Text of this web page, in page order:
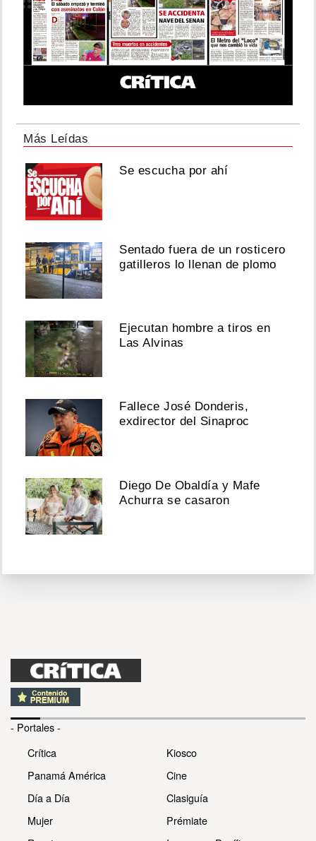
Más Leídas
Se escucha por ahí
Sentado fuera de un rosticero
gatilleros lo llenan de plomo
Ejecutan hombre a tiros en
Las Alvinas
Fallece José Donderis,
exdirector del Sinaproc
Diego De Obaldía y Mafe
Achurra se casaron
- Portales -
Crítica
Panamá América
Día a Día
Mujer
Kiosco
Cine
Clasiguía
Prémiate